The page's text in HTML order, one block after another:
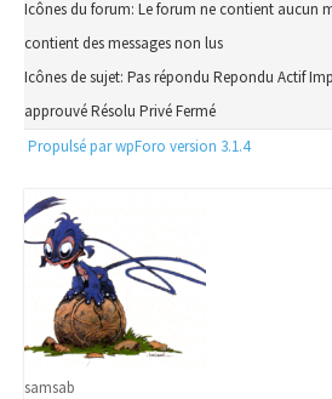
Icônes du forum: Le forum ne contient aucun
contient des messages non lus
Icônes de sujet: Pas répondu Repondu Actif
approuvéRésolu PrivéFermé
Propulsé par wpForo version 3.1.4
samsab